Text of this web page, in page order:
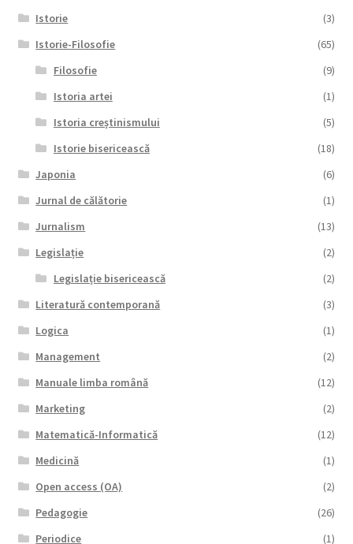
Istorie
(3)
Istorie-Filosofie
(65)
Filosofie
(9)
Istoria artei
(1)
Istoria creștinismului
(5)
Istorie bisericească
(18)
Japonia
(6)
Jurnal de călătorie
(1)
Jurnalism
(13)
Legislație
(2)
Legislație bisericească
(2)
Literatură contemporană
(3)
Logica
(1)
Management
(2)
Manuale limba română
(12)
Marketing
(2)
Matematică-Informatică
(12)
Medicină
(1)
Open access (OA)
(2)
Pedagogie
(26)
Periodice
(1)